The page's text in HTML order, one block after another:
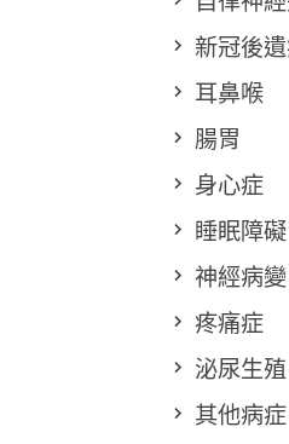
新冠後
耳鼻喉
腸胃
身心症
睡眠障礙
神經病變
疼痛症
泌尿生殖
其他病症